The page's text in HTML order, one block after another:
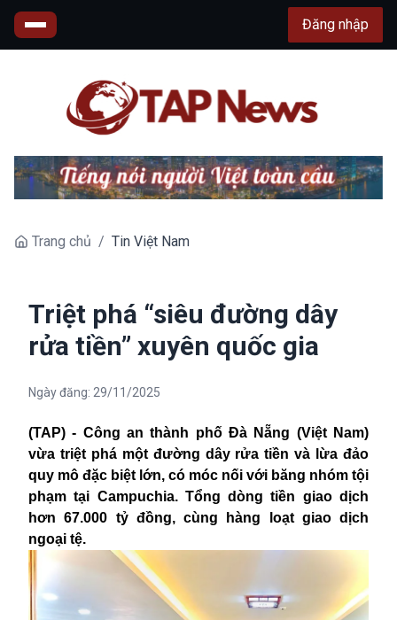
Đăng nhập
Trang chủ / Tin Việt Nam
Triệt phá “siêu đường dây
rửa tiền” xuyên quốc gia
Ngày đăng: 29/11/2025
(TAP) - Công an thành phố Đà Nẵng (Việt Nam)
vừa triệt phá một đường dây rửa tiền và lừa đảo
quy mô đặc biệt lớn, có móc nối với băng nhóm tội
phạm tại Campuchia. Tổng dòng tiền giao dịch
hơn 67.000 tỷ đồng, cùng hàng loạt giao dịch
ngoại tệ.